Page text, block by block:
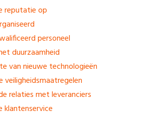
reputatie op
personeel
duurzaamheid
van nieuwe technologieën
veiligheidsmaatregelen
relaties met leveranciers
klantenservice